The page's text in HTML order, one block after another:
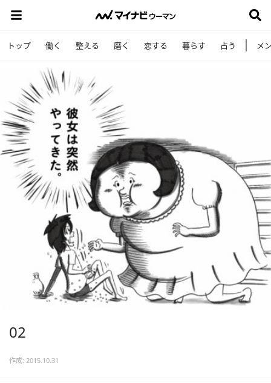
トップ 働く 整える 磨く 恋する 暮らす 占う メ
02
作成: 2015.10.31